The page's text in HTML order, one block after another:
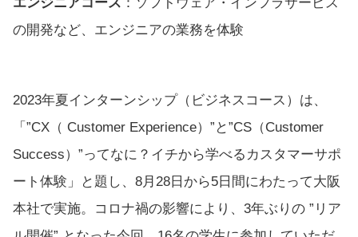
の開発など、エンジニアの業務を体験
2023年夏インターンシップ（ビジネスコース）は、
「”CX（ Customer Experience）”と”CS（Customer
Success）”ってなに？イチから学べるカスタマーサポ
ート体験」と題し、8月28日から5日間にわたって大阪
本社で実施。コロナ禍の影響により、3年ぶりの ”リア